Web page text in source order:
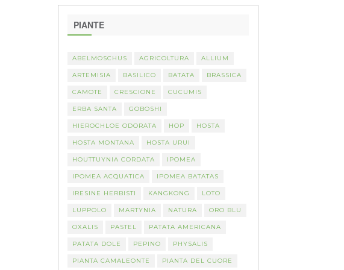
PIANTE
ABELMOSCHUS AGRICOLTURA ALLIUM
ARTEMISIA BASILICO BATATA BRASSICA
CAMOTE CRESCIONE CUCUMIS
ERBA SANTA GOBOSHI
HIEROCHLOE ODORATA HOP HOSTA
HOSTA MONTANA HOSTA URUI
HOUTTUYNIA CORDATA IPOMEA
IPOMEA ACQUATICA IPOMEA BATATAS
IRESINE HERBISTI KANGKONG LOTO
LUPPOLO MARTYNIA NATURA ORO BLU
OXALIS PASTEL PATATA AMERICANA
PATATA DOLE PEPINO PHYSALIS
PIANTA CAMALEONTE PIANTA DEL CUORE